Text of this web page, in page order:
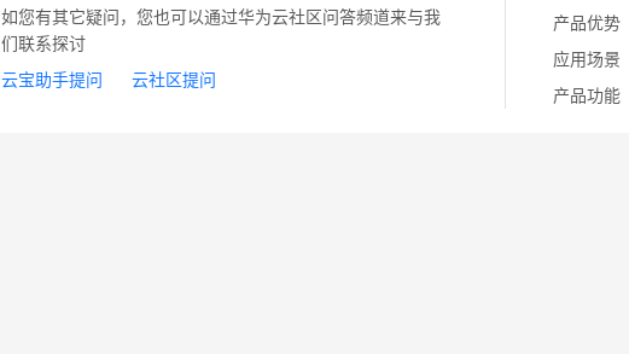
产品优势
应用场景
产品功能
如您有其它疑问，您也可以通过华为云社区问答频道来与我
们联系探讨
云宝助手提问
云社区提问